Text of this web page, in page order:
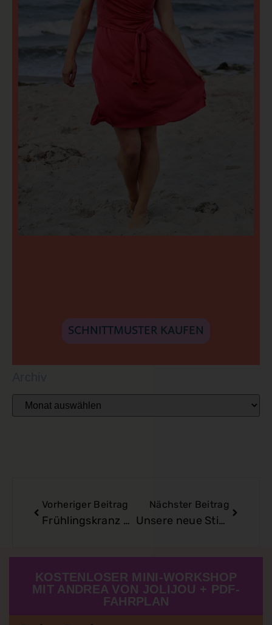
SCHNITTMUSTER KAUFEN
Vorheriger Beitrag
Frühlingskranz JOY – lass dich inspirieren!
Nächster Beitrag
Unsere neue Stickdatei-Serie KITCHEN
KOSTENLOSER MINI-WORKSHOP
MIT ANDREA VON JOLIJOU + PDF-
FAHRPLAN